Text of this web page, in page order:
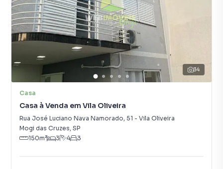
34
Casa
Casa à Venda em Vila Oliveira
Rua José Luciano Nava Namorado, 51 - Vila Oliveira
Mogi das Cruzes, SP
150m² 3 4 3